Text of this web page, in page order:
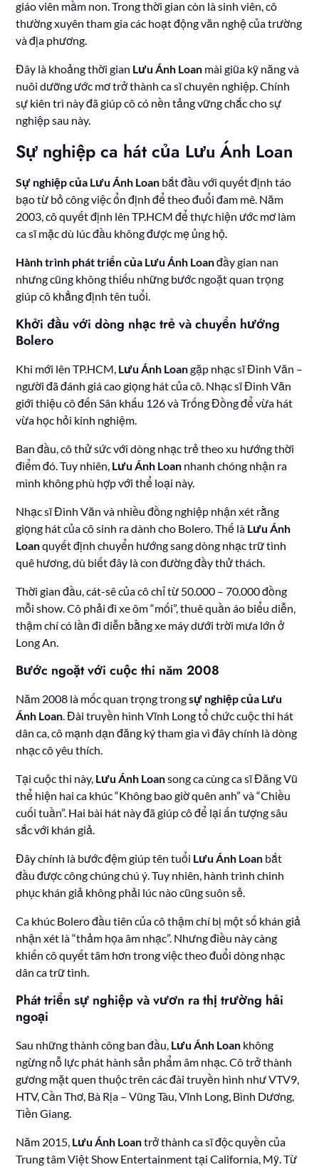
giáo viên mầm non. Trong thời gian còn là sinh viên, cô
thường xuyên tham gia các hoạt động văn nghệ của trường
và địa phương.
Đây là khoảng thời gian Lưu Ánh Loan mài giũa kỹ năng và
nuôi dưỡng ước mơ trở thành ca sĩ chuyên nghiệp. Chính
sự kiên trì này đã giúp cô có nền tảng vững chắc cho sự
nghiệp sau này.
Sự nghiệp ca hát của Lưu Ánh Loan
Sự nghiệp của Lưu Ánh Loan bắt đầu với quyết định táo
bạo từ bỏ công việc ổn định để theo đuổi đam mê. Năm
2003, cô quyết định lên TP.HCM để thực hiện ước mơ làm
ca sĩ mặc dù lúc đầu không được mẹ ủng hộ.
Hành trình phát triển của Lưu Ánh Loanđầy gian nan
nhưng cũng không thiếu những bước ngoặt quan trọng
giúp cô khẳng định tên tuổi.
Khởi đầu với dòng nhạc trẻ và chuyển hướng
Bolero
Khi mới lên TP.HCM, Lưu Ánh Loangặp nhạc sĩ Đình Văn –
người đã đánh giá cao giọng hát của cô. Nhạc sĩ Đình Văn
giới thiệu cô đến Sân khấu 126 và Trống Đồng để vừa hát
vừa học hỏi kinh nghiệm.
Ban đầu, cô thử sức với dòng nhạc trẻ theo xu hướng thời
điểm đó. Tuy nhiên, Lưu Ánh Loan nhanh chóng nhận ra
mình không phù hợp với thể loại này.
Nhạc sĩ Đình Văn và nhiều đồng nghiệp nhận xét rằng
giọng hát của cô sinh ra dành cho Bolero. Thế là Lưu Ánh
Loanquyết định chuyển hướng sang dòng nhạc trữ tình
quê hương, dù biết đây là con đường đầy thử thách.
Thời gian đầu, cát-sê của cô chỉ từ 50.000 – 70.000 đồng
mỗi show. Cô phải đi xe ôm “mối”, thuê quần áo biểu diễn,
thậm chí có lần đi diễn bằng xe máy dưới trời mưa lớn ở
Long An.
Bước ngoặt với cuộc thi năm 2008
Năm 2008 là mốc quan trọng trongsự nghiệp của Lưu
Ánh Loan. Đài truyền hình Vĩnh Long tổ chức cuộc thi hát
dân ca, cô mạnh dạn đăng ký tham gia vì đây chính là dòng
nhạc cô yêu thích.
Tại cuộc thi này, Lưu Ánh Loansong ca cùng ca sĩ Đăng Vũ
thể hiện hai ca khúc “Không bao giờ quên anh” và “Chiều
cuối tuần”. Hai bài hát này đã giúp cô để lại ấn tượng sâu
sắc với khán giả.
Đây chính là bước đệm giúp tên tuổi Lưu Ánh Loan bắt
đầu được công chúng chú ý. Tuy nhiên, hành trình chinh
phục khán giả không phải lúc nào cũng suôn sẻ.
Ca khúc Bolero đầu tiên của cô thậm chí bị một số khán giả
nhận xét là “thảm họa âm nhạc”. Nhưng điều này càng
khiến cô quyết tâm hơn trong việc theo đuổi dòng nhạc
dân ca trữ tình.
Phát triển sự nghiệp và vươn ra thị trường hải
ngoại
Sau những thành công ban đầu, Lưu Ánh Loan không
ngừng nỗ lực phát hành sản phẩm âm nhạc. Cô trở thành
gương mặt quen thuộc trên các đài truyền hình như VTV9,
HTV, Cần Thơ, Bà Rịa – Vũng Tàu, Vĩnh Long, Bình Dương,
Tiền Giang.
Năm 2015, Lưu Ánh Loantrở thành ca sĩ độc quyền của
Trung tâm Việt Show Entertainment tại California, Mỹ. Từ